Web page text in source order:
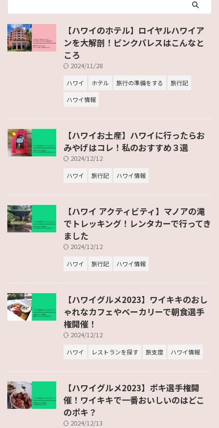
【ハワイのホテル】ロイヤルハワイア
ンを大解剖！ピンクパレスはこんなと
ころ
2024/11/28
ハワイ ホテル 旅行の準備をする
旅行記
ハワイ情報
【ハワイお土産】ハワイに行ったらお
みやげはコレ！私のおすすめ３選
2024/12/12
ハワイ 旅行記 ハワイ情報
【ハワイ アクティビティ】マノアの滝
でトレッキング！レンタカーで行ってき
ました
2024/12/12
ハワイ 旅行記 ハワイ情報
【ハワイグルメ2023】ワイキキのおし
ゃれなカフェやベーカリーで朝食選手
権開催！
2024/12/12
ハワイ レストランを探す 旅支度 ハワイ情報
【ハワイグルメ2023】ポキ選手権開
催！ワイキキで一番おいしいのはどこ
のポキ？
2024/12/13